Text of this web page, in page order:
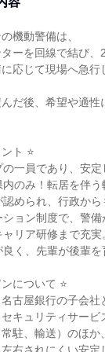
機動警備は、
ーを回線で結び
応じて現場へ急
だ後、希望や適
ト ⭐
の一員であり、安
内のみ！転居を伴
められ、行政か
ション制度で、警
リア研修まで充
良く、先輩が後輩
について ⭐
古屋銀行の子会
キュリティサービ
駐、輸送）のほ